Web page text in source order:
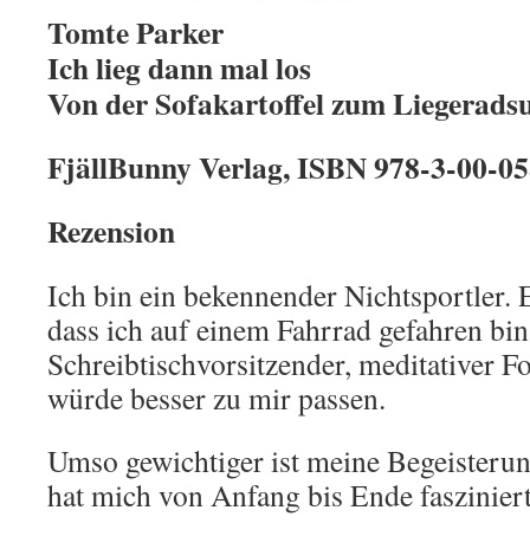
Tomte Parker
Ich lieg dann mal los
Von der Sofakartoffel zum
FjällBunny Verlag, ISBN 978-3-00-
Rezension
Ich bin ein bekennender Nichtsportler.
dass ich auf einem Fahrrad gefahren
Schreibtischvorsitzender, meditativer
würde besser zu mir passen.
Umso gewichtiger ist meine
hat mich von Anfang bis Ende